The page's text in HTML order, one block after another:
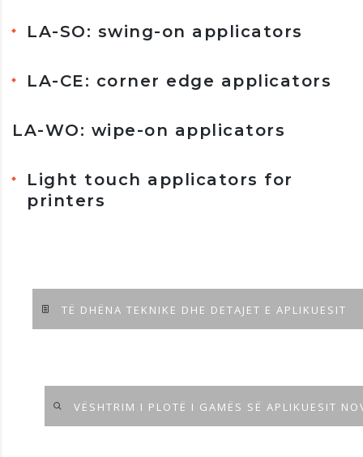
LA-SO: swing-on applicators
LA-CE: corner edge applicators
LA-WO: wipe-on applicators
Light touch applicators for
printers
TË DHËNA TEKNIKE DHE DETAJET E APLIKUESIT
VËSHTRIM I PLOTË I GAMËS SË APLIKUESIT